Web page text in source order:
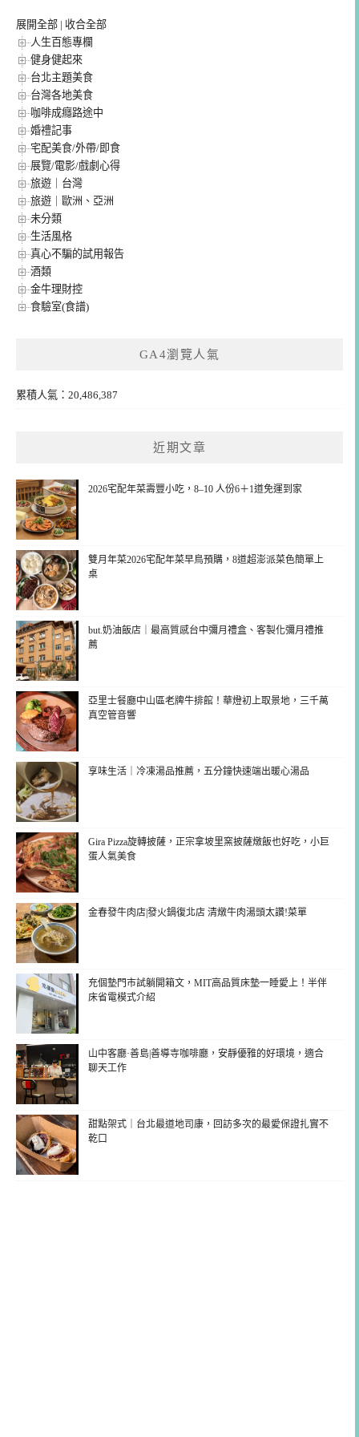
展開全部 | 收合全部
人生百態專欄
健身健起來
台北主題美食
台灣各地美食
咖啡成癮路途中
婚禮記事
宅配美食/外帶/即食
展覽/電影/戲劇心得
旅遊｜台灣
旅遊｜歐洲、亞洲
未分類
生活風格
真心不騙的試用報告
酒類
金牛理財控
食驗室(食譜)
GA4瀏覽人氣
累積人氣：20,486,387
近期文章
2026宅配年菜壽豐小吃，8–10 人份6＋1道免運到家
雙月年菜2026宅配年菜早鳥預購，8道超澎派菜色簡單上
桌
but.奶油飯店｜最高質感台中彌月禮盒、客製化彌月禮推
薦
亞里士餐廳中山區老牌牛排館！華燈初上取景地，三千萬
真空管音響
享味生活｜冷凍湯品推薦，五分鐘快速端出暖心湯品
Gira Pizza旋轉披薩，正宗拿坡里窯披薩燉飯也好吃，小巨
蛋人氣美食
金春發牛肉店|發火鍋復北店 清燉牛肉湯頭太讚!菜單
充個墊門市試躺開箱文，MIT高品質床墊一睡愛上！半伴
床省電模式介紹
山中客廳·善島|善導寺咖啡廳，安靜優雅的好環境，適合
聊天工作
甜點架式｜台北最道地司康，回訪多次的最愛保證扎實不
乾口